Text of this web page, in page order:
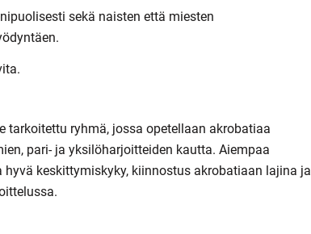
sekä naisten että miesten
tarkoitettu ryhmä, jossa opetellaan akrobatiaa
pari- ja yksilöharjoitteiden kautta. Aiempaa
hyvä keskittymiskyky, kiinnostus akrobatiaan lajina ja